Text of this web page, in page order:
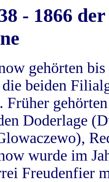
- 1866
gehörten
beiden
Früher
Doderlage
wurde im
Freudenfier